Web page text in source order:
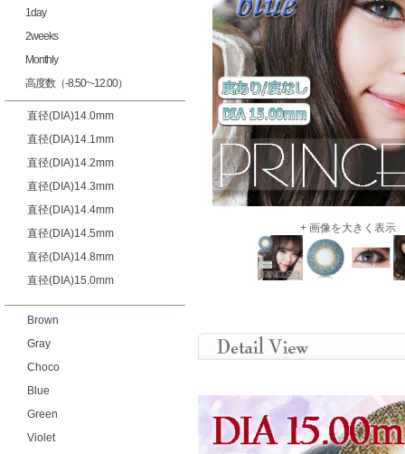
1day
2weeks
Monthly
高度数（-8.50~-12.00）
直径(DIA)14.0mm
直径(DIA)14.1mm
直径(DIA)14.2mm
直径(DIA)14.3mm
直径(DIA)14.4mm
直径(DIA)14.5mm
直径(DIA)14.8mm
直径(DIA)15.0mm
Brown
Gray
Choco
Blue
Green
Violet
+ 画像を大きく表示